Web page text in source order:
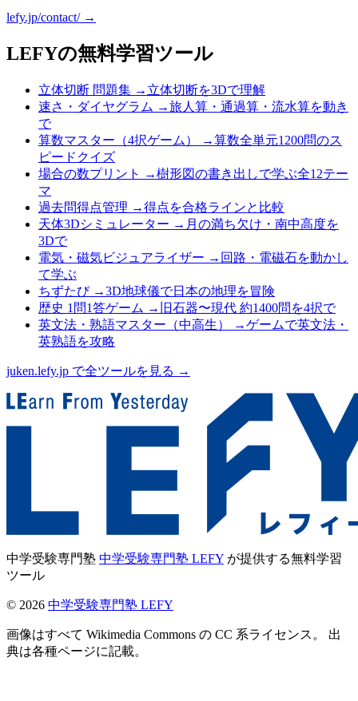
lefy.jp/contact/ →
LEFYの無料学習ツール
立体切断 問題集 → 立体切断を3Dで理解
速さ・ダイヤグラム →旅人算・通過算・流水算を動き
で
算数マスター（4択ゲーム）
→算数全単元1200問のス
ピードクイズ
場合の数プリント
→樹形図の書き出しで学ぶ全12テー
マ
過去問得点管理 →得点を合格ラインと比較
天体3Dシミュレーター → 月の満ち欠け・南中高度を
3Dで
電気・磁気ビジュアライザー → 回路・電磁石を動かし
て学ぶ
ちずたび→3D地球儀で日本の地理を冒険
歴史 1問1答ゲーム → 旧石器〜現代 約1400問を4択で
英文法・熟語マスター（中高生）
→ゲームで英文法・
英熟語を攻略
juken.lefy.jp で全ツールを見る →
中学受験専門塾 中学受験専門塾 LEFY が提供する無料学習
ツール
© 2026 中学受験専門塾 LEFY
画像はすべて Wikimedia Commons の CC 系ライセンス。 出
典は各種ページに記載。